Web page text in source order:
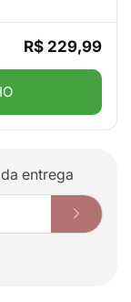
R$ 229,99
entrega